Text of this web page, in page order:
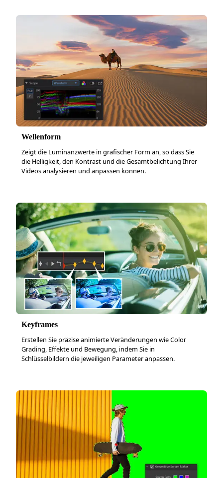
Wellenform
Zeigt die Luminanzwerte in grafischer Form an, so dass Sie
die Helligkeit, den Kontrast und die Gesamtbelichtung Ihrer
Videos analysieren und anpassen können.
Keyframes
Erstellen Sie präzise animierte Veränderungen wie Color
Grading, Effekte und Bewegung, indem Sie in
Schlüsselbildern die jeweiligen Parameter anpassen.